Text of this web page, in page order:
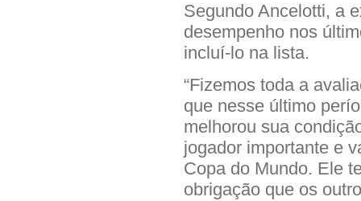
Segundo Ancelotti, a
desempenho nos
incluí-lo na lista.
“Fizemos toda a
que nesse último
melhorou sua
jogador importante e
Copa do Mundo. Ele
obrigação que os